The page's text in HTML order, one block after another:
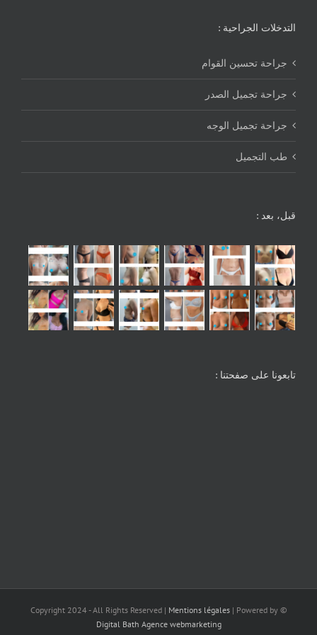
التدخلات الجراحية :
جراحة تحسين القوام
جراحة تجميل الصدر
جراحة تجميل الوجه
طب التجميل
قبل، بعد :
تابعونا على صفحتنا :
© Copyright 2024 - All Rights Reserved |
Mentions légales| Powered by
Digital Bath Agence webmarketing